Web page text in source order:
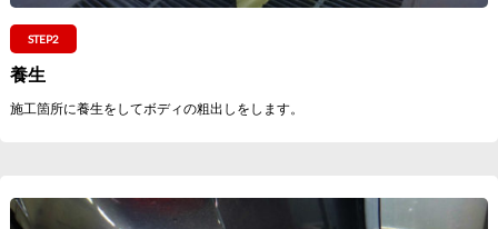
STEP2
養生
施工箇所に養生をしてボディの粗出しをします。